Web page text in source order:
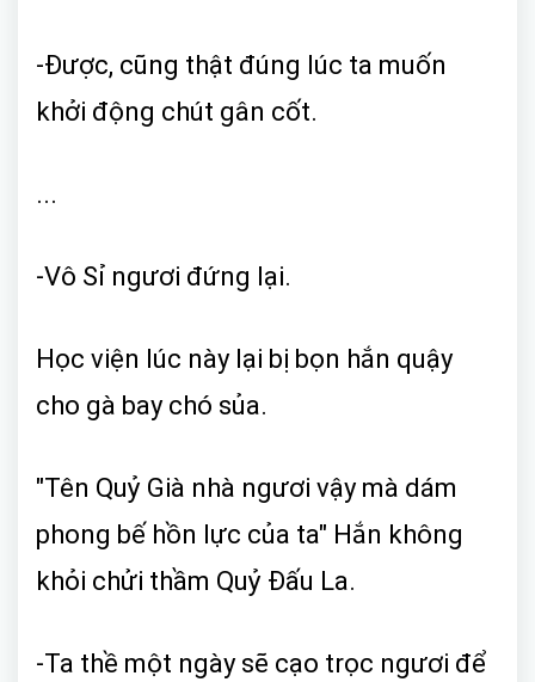
-Được, cũng thật đúng lúc ta muốn
khởi động chút gân cốt.
...
-Vô Sỉ ngươi đứng lại.
Học viện lúc này lại bị bọn hắn quậy
cho gà bay chó sủa.
"Tên Quỷ Già nhà ngươi vậy mà dám
phong bế hồn lực của ta" Hắn không
khỏi chửi thầm Quỷ Đấu La.
-Ta thề một ngày sẽ cạo trọc ngươi để